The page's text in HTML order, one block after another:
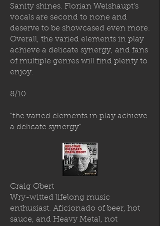
Sanity shines. Florian Weishaupt’s
vocals are second to none and
deserve to be showcased even more.
Overall, the varied elements in play
achieve a delicate synergy, and fans
of multiple genres will find plenty to
enjoy.
8/10
"the varied elements in play achieve
a delicate synergy"
Craig Obert
Wry-witted lifelong music
enthusiast. Aficionado of beer, hot
sauce, and Heavy Metal, not